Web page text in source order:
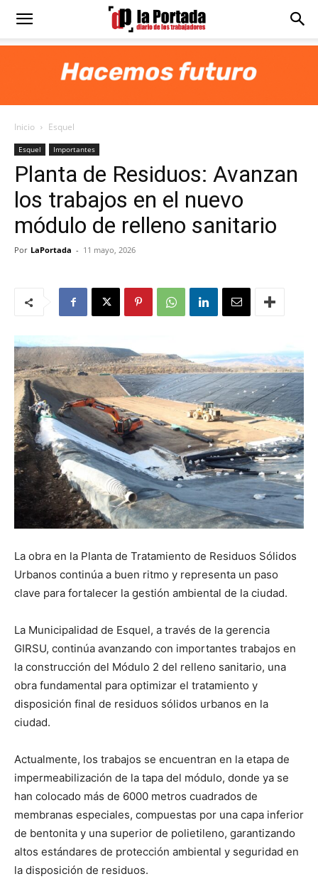
Diario
Portada
Inicio Esquel
Esquel Importantes
Planta de Residuos: Avanzan
los trabajos en el nuevo
módulo de relleno sanitario
Por LaPortada - 11 mayo, 2026
La obra en la Planta de Tratamiento de Residuos Sólidos
Urbanos continúa a buen ritmo y representa un paso
clave para fortalecer la gestión ambiental de la ciudad.
La Municipalidad de Esquel, a través de la gerencia
GIRSU, continúa avanzando con importantes trabajos en
la construcción del Módulo 2 del relleno sanitario, una
obra fundamental para optimizar el tratamiento y
disposición final de residuos sólidos urbanos en la
ciudad.
Actualmente, los trabajos se encuentran en la etapa de
impermeabilización de la tapa del módulo, donde ya se
han colocado más de 6000 metros cuadrados de
membranas especiales, compuestas por una capa inferior
de bentonita y una superior de polietileno, garantizando
altos estándares de protección ambiental y seguridad en
la disposición de residuos.